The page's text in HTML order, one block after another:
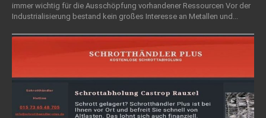
immer wichtig für die Ausschöpfung vorhandener Ressourcen Vor der
Industrialisierung bestand kein großes Interesse an Metallen und...